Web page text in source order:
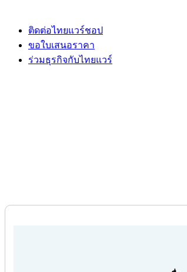
ติดต่อไทยแวร์ชอป
ขอใบเสนอราคา
ร่วมธุรกิจกับไทยแวร์